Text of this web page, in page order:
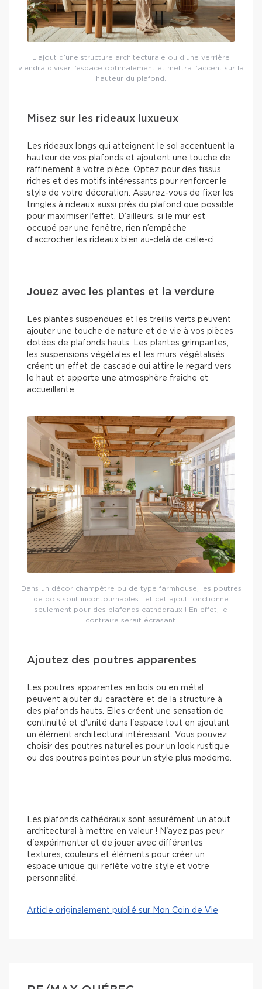
L’ajout d’une structure architecturale ou d’une verrière
viendra diviser l’espace optimalement et mettra l’accent sur la
hauteur du plafond.
Misez sur les rideaux luxueux
Les rideaux longs qui atteignent le sol accentuent la
hauteur de vos plafonds et ajoutent une touche de
raffinement à votre pièce. Optez pour des tissus
riches et des motifs intéressants pour renforcer le
style de votre décoration. Assurez-vous de fixer les
tringles à rideaux aussi près du plafond que possible
pour maximiser l'effet. D’ailleurs, si le mur est
occupé par une fenêtre, rien n’empêche
d’accrocher les rideaux bien au-delà de celle-ci.
Jouez avec les plantes et la verdure
Les plantes suspendues et les treillis verts peuvent
ajouter une touche de nature et de vie à vos pièces
dotées de plafonds hauts. Les plantes grimpantes,
les suspensions végétales et les murs végétalisés
créent un effet de cascade qui attire le regard vers
le haut et apporte une atmosphère fraîche et
accueillante.
Dans un décor champêtre ou de type farmhouse, les poutres
de bois sont incontournables : et cet ajout fonctionne
seulement pour des plafonds cathédraux ! En effet, le
contraire serait écrasant.
Ajoutez des poutres apparentes
Les poutres apparentes en bois ou en métal
peuvent ajouter du caractère et de la structure à
des plafonds hauts. Elles créent une sensation de
continuité et d'unité dans l'espace tout en ajoutant
un élément architectural intéressant. Vous pouvez
choisir des poutres naturelles pour un look rustique
ou des poutres peintes pour un style plus moderne.
Les plafonds cathédraux sont assurément un atout
architectural à mettre en valeur ! N'ayez pas peur
d'expérimenter et de jouer avec différentes
textures, couleurs et éléments pour créer un
espace unique qui reflète votre style et votre
personnalité.
Article originalement publié sur Mon Coin de Vie